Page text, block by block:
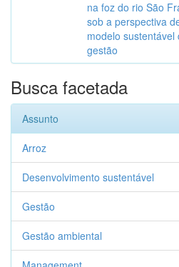
na foz do rio São
sob a perspectiva
modelo sustentável
gestão
Busca facetada
Assunto
Arroz
Desenvolvimento sustentável
Gestão
Gestão ambiental